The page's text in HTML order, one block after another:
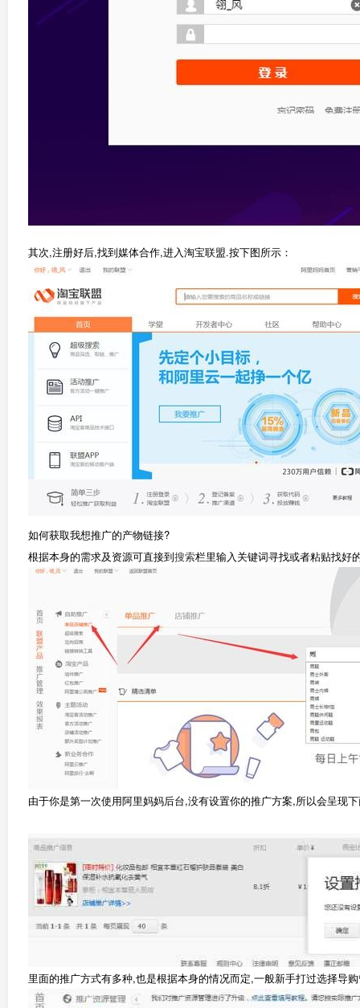
其次,注册好后,找到媒体合作,进入淘宝联盟.按下图所示：
如何获取我想推广的产物链接?
根据本身的需求及资源可直接到搜索栏里输入关键词寻找或者粘贴找好
由于你是第一次使用阿里妈妈后台,没有设置你的推广方案,所以会呈现
里面的推广方式有多种,也是根据本身的情况而定,一般新手打过选择导